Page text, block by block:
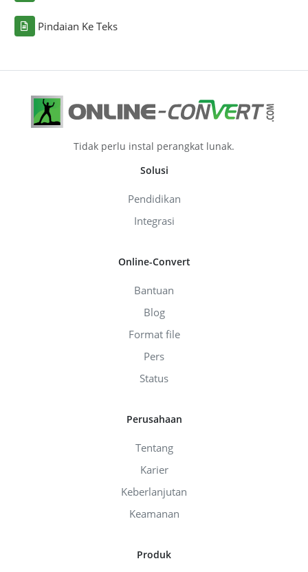
Pindaian Ke Teks
Tidak perlu instal perangkat lunak.
Solusi
Pendidikan
Integrasi
Online-Convert
Bantuan
Blog
Format file
Pers
Status
Perusahaan
Tentang
Karier
Keberlanjutan
Keamanan
Produk